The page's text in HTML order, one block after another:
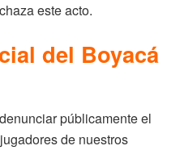
este acto.
del Boyacá
públicamente el
de nuestros